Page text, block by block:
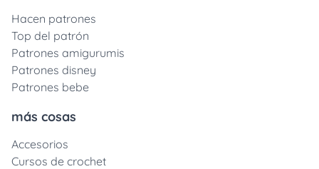
Hacen patrones
Top del patrón
Patrones amigurumis
Patrones disney
Patrones bebe
más cosas
Accesorios
Cursos de crochet